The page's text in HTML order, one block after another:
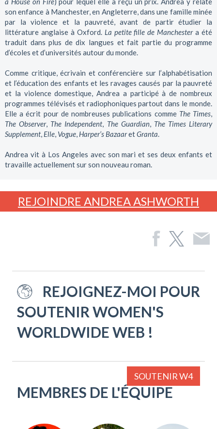
son enfance à Manchester, en Angleterre, dans une famille minée
par la violence et la pauvreté, avant de partir étudier la
littérature anglaise à Oxford. La petite fille de Manchestera été
traduit dans plus de dix langues et fait partie du programme
d’écoles et d’universités autour du monde.
Comme critique, écrivain et conférencière sur l’alphabétisation
et l’éducation des enfants et les ravages causés par la pauvreté
et la violence domestique, Andrea a participé à de nombreux
programmes télévisés et radiophoniques partout dans le monde.
Elle a écrit pour de nombreuses publications comme The Times,
The Observer, The Independent, The Guardian, The Times Literary
Supplement, Elle, Vogue, Harper’s BazaaretGranta.
Andrea vit à Los Angeles avec son mari et ses deux enfants et
travaille actuellement sur son nouveau roman.
REJOINDRE ANDREA ASHWORTH
REJOIGNEZ-MOI POUR
SOUTENIR WOMEN'S
WORLDWIDE WEB !
SOUTENIR W4
MEMBRES DE L'ÉQUIPE